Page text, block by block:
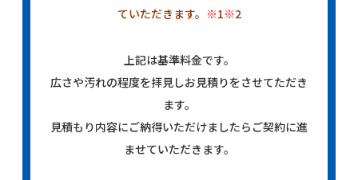
ていただきます。 ※1※2
上記は基準料金です。
広さや汚れの程度を拝見しお見積りをさせてただき
ます。
見積もり内容にご納得いただけましたらご契約に進
ませていただきます。